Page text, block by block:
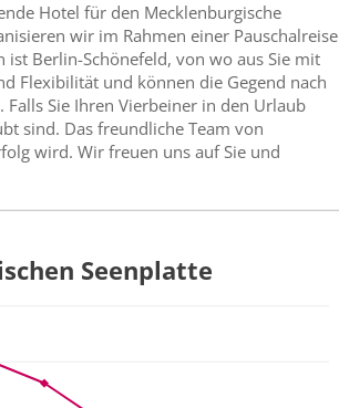
Hotel für den Mecklenburgische
wir im Rahmen einer Pauschalreise
ist Berlin-Schönefeld, von wo aus Sie mit
Flexibilität und können die Gegend nach
Sie Ihren Vierbeiner in den Urlaub
sind. Das freundliche Team von
wird. Wir freuen uns auf Sie und
Seenplatte